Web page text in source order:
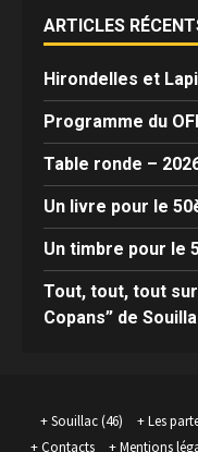
ARTICLES
Hirondelles et
Programme du
Table ronde –
Un livre pour le
Un timbre pour le
Tout, tout, tout
Copans” de
Souillac (46) Les
Contacts
Mentions